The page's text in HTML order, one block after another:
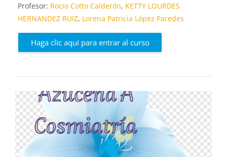
Profesor: Rocio Cotto Calderón, KETTY LOURDES
HERNANDEZ RUIZ, Lorena Patricia López Paredes
Haga clic aquí para entrar al curso